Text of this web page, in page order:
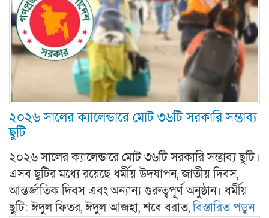
২০২৬ সালের ক্যালেন্ডারে মোট ৩৬টি সরকারি সম্ভাব্য
ছুটি
২০২৬ সালের ক্যালেন্ডারে মোট ৩৬টি সরকারি সম্ভাব্য ছুটি।
এসব ছুটির মধ্যে রয়েছে ধর্মীয় উদযাপন, জাতীয় দিবস,
আন্তর্জাতিক দিবস এবং অন্যান্য গুরুত্বপূর্ণ অনুষ্ঠান। ধর্মীয়
ছুটি: ঈদুল ফিতর, ঈদুল আজহা, শবে বরাত,বিস্তারিত পড়ুন